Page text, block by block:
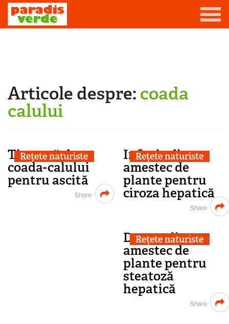
Viță-de-vie
Casă
Promovează afacerea ta
Eşti aici
Articole despre: coada
calului
Rețete naturiste
Tinctură de
coada-calului
pentru ascită
Share
Rețete naturiste
Infuzie din
amestec de
plante pentru
ciroza hepatică
Share
Rețete naturiste
Decoct din
amestec de
plante pentru
steatoză
hepatică
Share